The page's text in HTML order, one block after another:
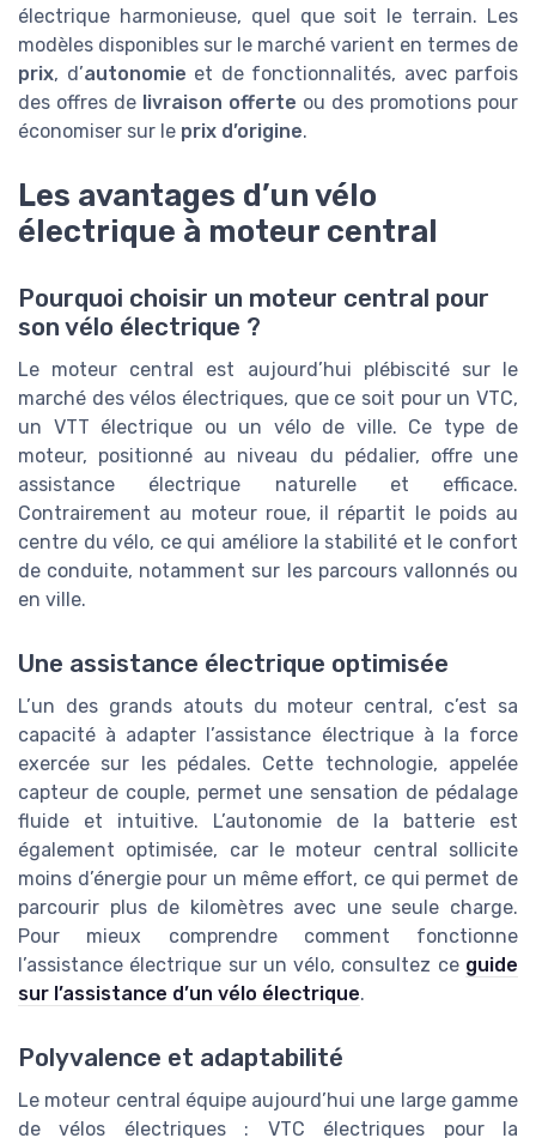
électrique harmonieuse, quel que soit le terrain. Les
modèles disponibles sur le marché varient en termes de
prix, d’autonomie et de fonctionnalités, avec parfois
des offres de livraison offerte ou des promotions pour
économiser sur le prix d’origine.
Les avantages d’un vélo
électrique à moteur central
Pourquoi choisir un moteur central pour
son vélo électrique ?
Le moteur central est aujourd’hui plébiscité sur le
marché des vélos électriques, que ce soit pour un VTC,
un VTT électrique ou un vélo de ville. Ce type de
moteur, positionné au niveau du pédalier, offre une
assistance électrique naturelle et efficace.
Contrairement au moteur roue, il répartit le poids au
centre du vélo, ce qui améliore la stabilité et le confort
de conduite, notamment sur les parcours vallonnés ou
en ville.
Une assistance électrique optimisée
L’un des grands atouts du moteur central, c’est sa
capacité à adapter l’assistance électrique à la force
exercée sur les pédales. Cette technologie, appelée
capteur de couple, permet une sensation de pédalage
fluide et intuitive. L’autonomie de la batterie est
également optimisée, car le moteur central sollicite
moins d’énergie pour un même effort, ce qui permet de
parcourir plus de kilomètres avec une seule charge.
Pour mieux comprendre comment fonctionne
l’assistance électrique sur un vélo, consultez ce guide
sur l’assistance d’un vélo électrique.
Polyvalence et adaptabilité
Le moteur central équipe aujourd’hui une large gamme
de vélos électriques : VTC électriques pour la